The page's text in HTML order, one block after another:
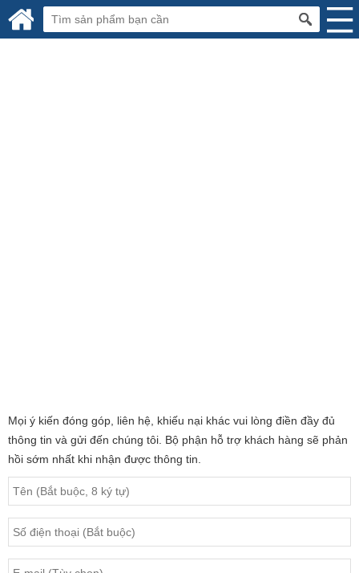
Mọi ý kiến đóng góp, liên hệ, khiếu nại khác vui lòng điền đầy đủ
thông tin và gửi đến chúng tôi. Bộ phận hỗ trợ khách hàng sẽ phản
hồi sớm nhất khi nhận được thông tin.